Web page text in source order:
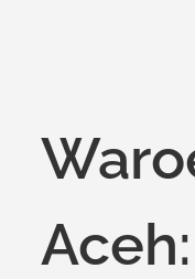
Aceh: